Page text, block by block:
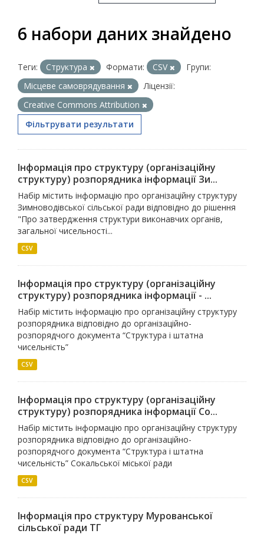
6 набори даних знайдено
Теги: Структура Формати: CSV
Групи:
Місцеве самоврядування
Ліцензії:
Creative Commons Attribution
Фільтрувати результати
Інформація про структуру (організаційну
структуру) розпорядника інформації Зи...
Набір містить інформацію про організаційну структуру
Зимноводівської сільської ради відповідно до рішення
"Про затвердження структури виконавчих органів,
загальної чисельності...
CSV
Інформація про структуру (організаційну
структуру) розпорядника інформації - ...
Набір містить інформацію про організаційну структуру
розпорядника відповідно до організаційно-
розпорядчого документа “Структура і штатна
чисельність”
CSV
Інформація про структуру (організаційну
структуру) розпорядника інформації Со...
Набір містить інформацію про організаційну структуру
розпорядника відповідно до організаційно-
розпорядчого документа “Структура і штатна
чисельність” Сокальської міської ради
CSV
Інформація про структуру Мурованської
сільської ради ТГ